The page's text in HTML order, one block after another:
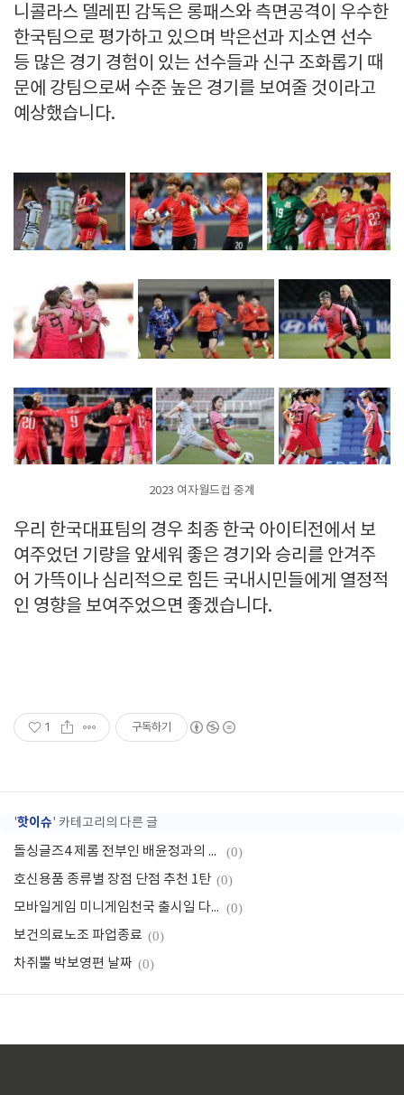
니콜라스 델레핀 감독은 롱패스와 측면공격이 우수한
한국팀으로 평가하고 있으며 박은선과 지소연 선수
등 많은 경기 경험이 있는 선수들과 신구 조화롭기 때
문에 강팀으로써 수준 높은 경기를 보여줄 것이라고
예상했습니다.
2023 여자월드컵 중계
우리 한국대표팀의 경우 최종 한국 아이티전에서 보
여주었던 기량을 앞세워 좋은 경기와 승리를 안겨주
어 가뜩이나 심리적으로 힘든 국내시민들에게 열정적
인 영향을 보여주었으면 좋겠습니다.
1 구독하기
'핫이슈' 카테고리의 다른 글
돌싱글즈4 제롬 전부인 배윤정과의 이혼사유, 출연 동기, 사연 (0)
호신용품 종류별 장점 단점 추천 1탄 (0)
모바일게임 미니게임천국 출시일 다운 (0)
보건의료노조 파업종료 (0)
차쥐뿔 박보영편 날짜 (0)